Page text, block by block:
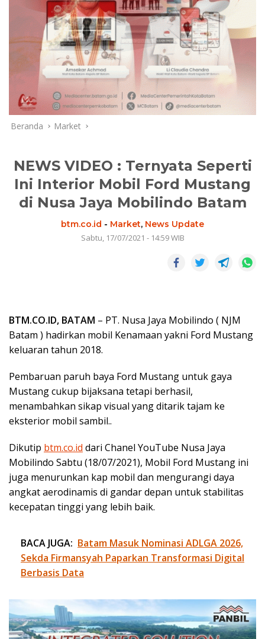
Beranda Market
NEWS VIDEO : Ternyata Seperti
Ini Interior Mobil Ford Mustang
di Nusa Jaya Mobilindo Batam
btm.co.id - Market, News Update
Sabtu, 17/07/2021 - 14:59 WIB
BTM.CO.ID, BATAM – PT. Nusa Jaya Mobilindo ( NJM
Batam ) hadirkan mobil Kenamaan yakni Ford Mustang
keluaran tahun 2018.
Pembaruan paruh baya Ford Mustang untuk gaya
Mustang cukup bijaksana tetapi berhasil,
menambahkan sikap visual yang ditarik tajam ke
eksterior mobil sambil..
Dikutip btm.co.id dari Chanel YouTube Nusa Jaya
Mobilindo Sabtu (18/07/2021), Mobil Ford Mustang ini
juga menurunkan kap mobil dan mengurangi daya
angkat aerodinamis di gandar depan untuk stabilitas
kecepatan tinggi yang lebih baik.
BACA JUGA: Batam Masuk Nominasi ADLGA 2026,
Sekda Firmansyah Paparkan Transformasi Digital
Berbasis Data